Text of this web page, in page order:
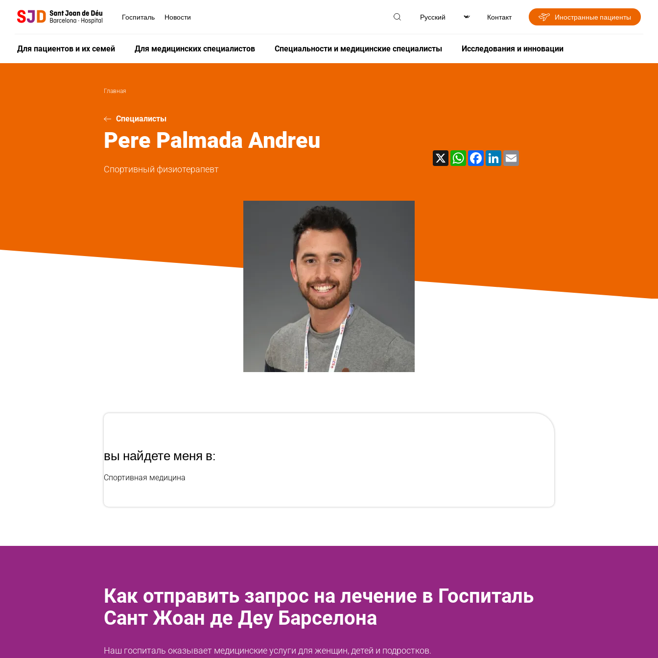
основному
Госпиталь Новости Контакт Иностранные пациенты
Для пациентов и их семей Для медицинских специалистов Специальности и медицинские специалисты Исследования и инновации
Главная
Специалисты
Pere Palmada Andreu
Спортивный физиотерапевт
X WhatsAppFacebook
LinkedIn
вы найдете меня в:
Спортивная медицина
Как отправить запрос на лечение в Госпиталь
Сант Жоан де Деу Барселона
Наш госпиталь оказывает медицинские услуги для женщин, детей и подростков.